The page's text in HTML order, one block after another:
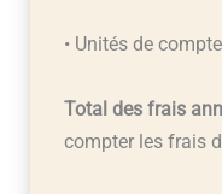
• Unités de
Total des frais
compter les frais